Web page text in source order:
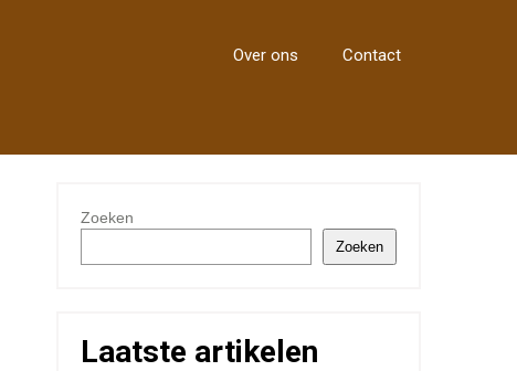
Over ons Contact
Zoeken
Zoeken
Laatste artikelen